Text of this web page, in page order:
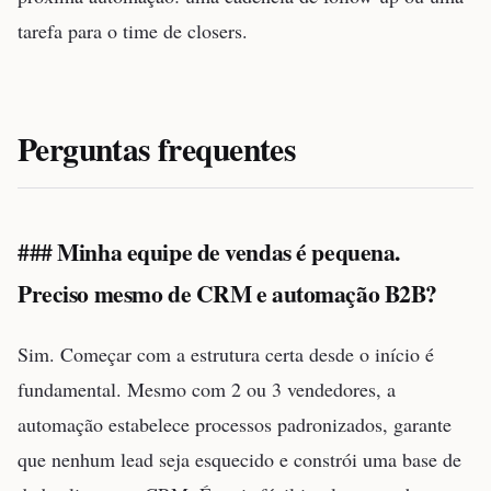
tarefa para o time de closers.
Perguntas frequentes
### Minha equipe de vendas é pequena.
Preciso mesmo de CRM e automação B2B?
Sim. Começar com a estrutura certa desde o início é
fundamental. Mesmo com 2 ou 3 vendedores, a
automação estabelece processos padronizados, garante
que nenhum lead seja esquecido e constrói uma base de